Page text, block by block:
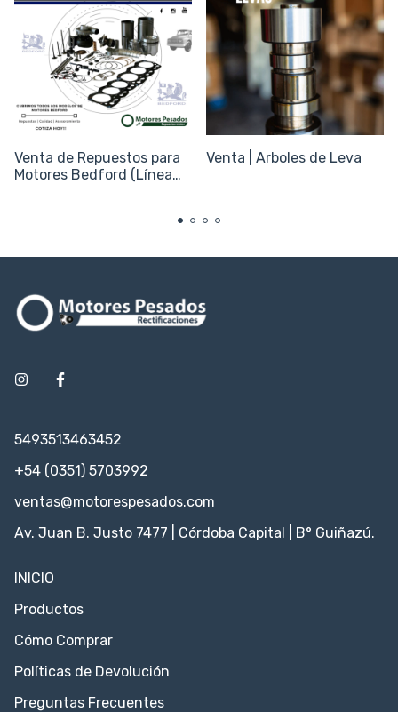
Venta de Repuestos para
Motores Bedford (Línea
Venta | Arboles de Leva
5493513463452
+54 (0351) 5703992
ventas@motorespesados.com
Av. Juan B. Justo 7477 | Córdoba Capital | B° Guiñazú.
INICIO
Productos
Cómo Comprar
Políticas de Devolución
Preguntas Frecuentes